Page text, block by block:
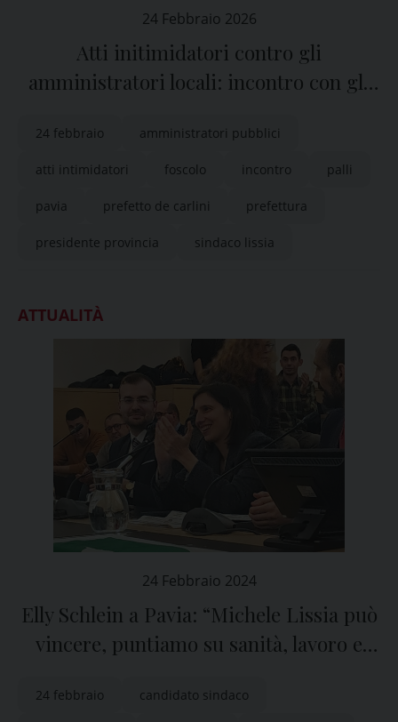
24 Febbraio 2026
Atti initimidatori contro gli
amministratori locali: incontro con gli
24 febbraio amministratori pubblici
atti intimidatori foscolo incontro palli
pavia prefetto de carlini prefettura
presidente provincia sindaco lissia
ATTUALITÀ
24 Febbraio 2024
Elly Schlein a Pavia: “Michele Lissia può
vincere, puntiamo su sanità, lavoro e
24 febbraio candidato sindaco